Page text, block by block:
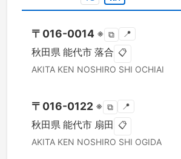
〒 016-0014 ※ ⧉ 📍
秋田県 能代市 落合 📋
AKITA KEN NOSHIRO SHI OCHIAI
〒 016-0122 ※ ⧉ 📍
秋田県 能代市 扇田 📋
AKITA KEN NOSHIRO SHI OGIDA